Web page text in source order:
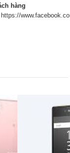
hàng
https://